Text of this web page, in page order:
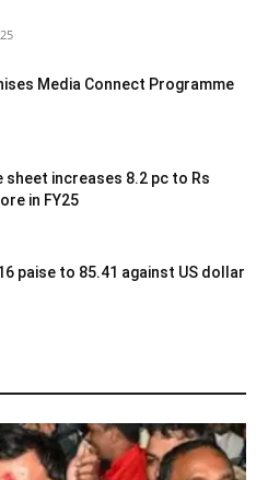
Media Connect Programme
sheet increases 8.2 pc to Rs
in FY25
paise to 85.41 against US dollar